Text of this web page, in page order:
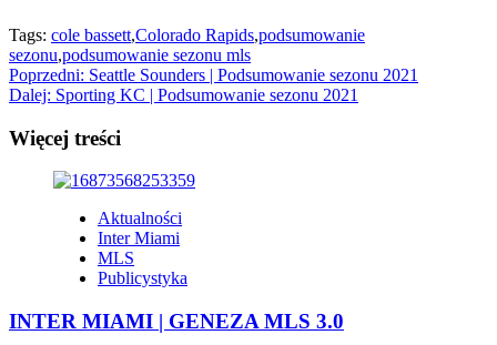
Tags: cole bassett,Colorado Rapids,podsumowanie
sezonu,podsumowanie sezonu mls
Zobacz
wpisy
Poprzedni: Seattle Sounders | Podsumowanie sezonu 2021
Dalej: Sporting KC | Podsumowanie sezonu 2021
Więcej treści
Aktualności
Inter Miami
MLS
Publicystyka
INTER MIAMI | GENEZA MLS 3.0